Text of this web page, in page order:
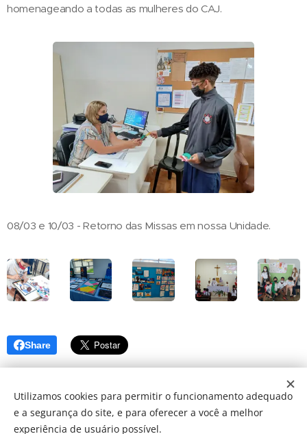
homenageando a todas as mulheres do CAJ.
08/03 e 10/03 - Retorno das Missas em nossa Unidade.
Share
2025 © FUNSAI | Fundação Nossa Senhora Auxiliadora do
Ipiranga - Todos os direitos reservados
Utilizamos cookies para permitir o funcionamento adequado
e a segurança do site, e para oferecer a você a melhor
experiência de usuário possível.